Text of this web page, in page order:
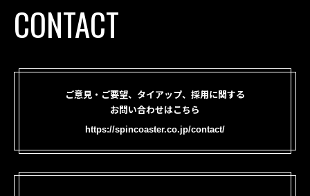
CONTACT
ご意見・ご要望、タイアップ、採用に関する
お問い合わせはこちら
https://spincoaster.co.jp/contact/